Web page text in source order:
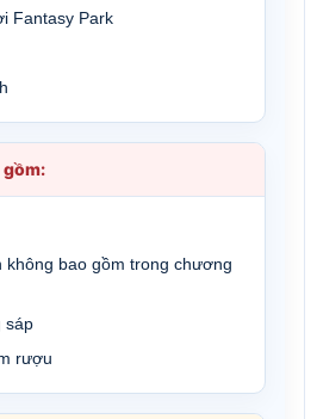
Fantasy Park
gồm:
không bao gồm trong chương
sáp
rượu